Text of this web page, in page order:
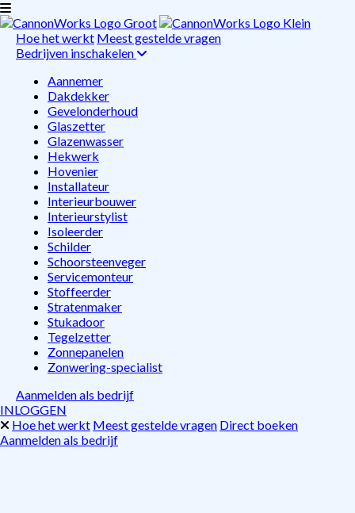
Hoe het werkt Meest gestelde vragen
Bedrijven inschakelen
Aannemer
Dakdekker
Gevelonderhoud
Glaszetter
Glazenwasser
Hekwerk
Hovenier
Installateur
Interieurbouwer
Interieurstylist
Isoleerder
Schilder
Schoorsteenveger
Servicemonteur
Stoffeerder
Stratenmaker
Stukadoor
Tegelzetter
Zonnepanelen
Zonwering-specialist
Aanmelden als bedrijf
INLOGGEN
Hoe het werkt Meest gestelde vragen Direct boeken
Aanmelden als bedrijf